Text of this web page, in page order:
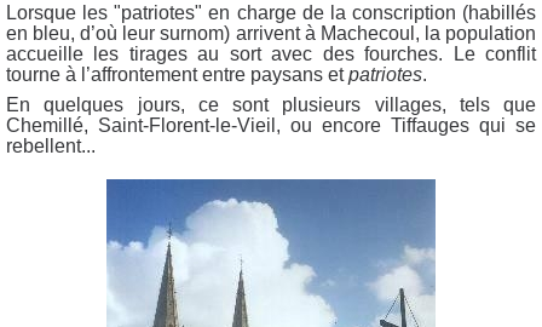
Lorsque les "patriotes" en charge de la conscription (habillés
en bleu, d’où leur surnom) arrivent à Machecoul, la population
accueille les tirages au sort avec des fourches. Le conflit
tourne à l’affrontement entre paysans etpatriotes.
En quelques jours, ce sont plusieurs villages, tels que
Chemillé, Saint-Florent-le-Vieil, ou encore Tiffauges qui se
rebellent...